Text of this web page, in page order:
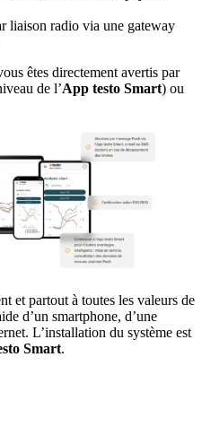
liaison radio via une gateway
êtes directement avertis par
de l’App testo Smart) ou
et partout à toutes les valeurs de
d’un smartphone, d’une
L’installation du système est
Smart.